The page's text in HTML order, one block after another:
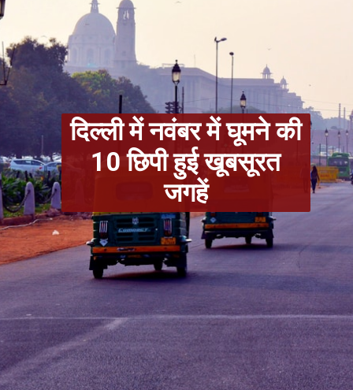
दिल्ली में नवंबर में घूमने की
10 छिपी हुई खूबसूरत
जगहें